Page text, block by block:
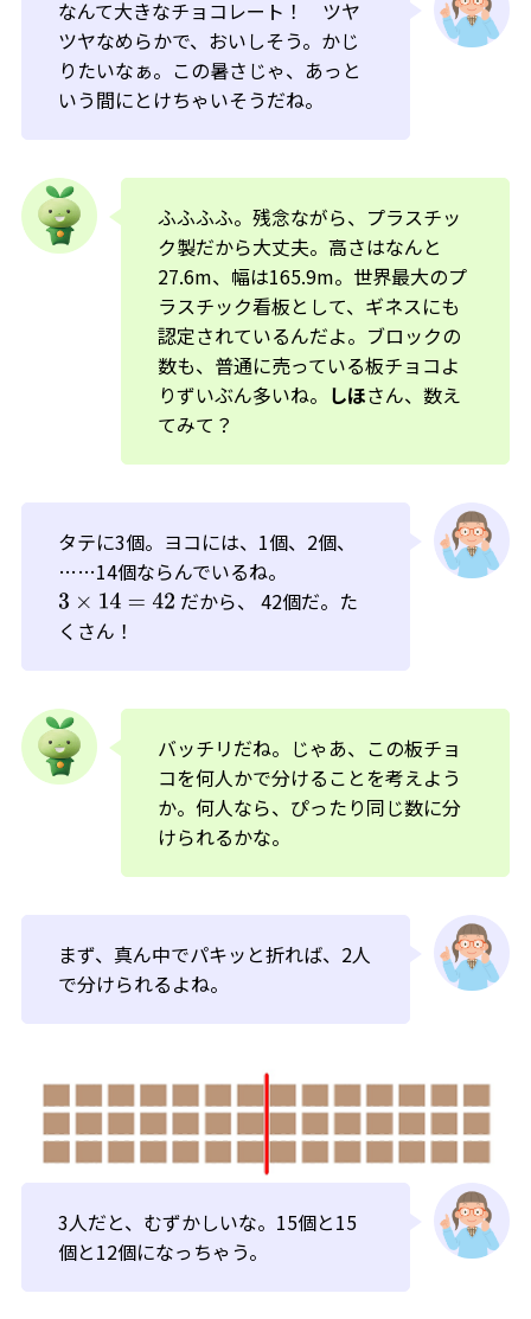
なんて大きなチョコレート！ ツヤ
ツヤなめらかで、おいしそう。かじ
りたいなぁ。この暑さじゃ、あっと
いう間にとけちゃいそうだね。
ふふふふ。残念ながら、プラスチッ
ク製だから大丈夫。高さはなんと
27.6m、幅は165.9m。世界最大のプ
ラスチック看板として、ギネスにも
認定されているんだよ。ブロックの
数も、普通に売っている板チョコよ
りずいぶん多いね。 しほさん、数え
てみて？
タテに3個。ヨコには、1個、2個、
……14個ならんでいるね。
3×14=42
だから、 42個だ。た
くさん！
バッチリだね。じゃあ、この板チョ
コを何人かで分けることを考えよう
か。何人なら、ぴったり同じ数に分
けられるかな。
まず、真ん中でパキッと折れば、2人
で分けられるよね。
3人だと、むずかしいな。15個と15
個と12個になっちゃう。